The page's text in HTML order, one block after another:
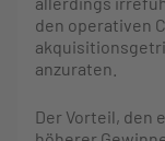
den operativen
anzuraten.
Der Vorteil, den